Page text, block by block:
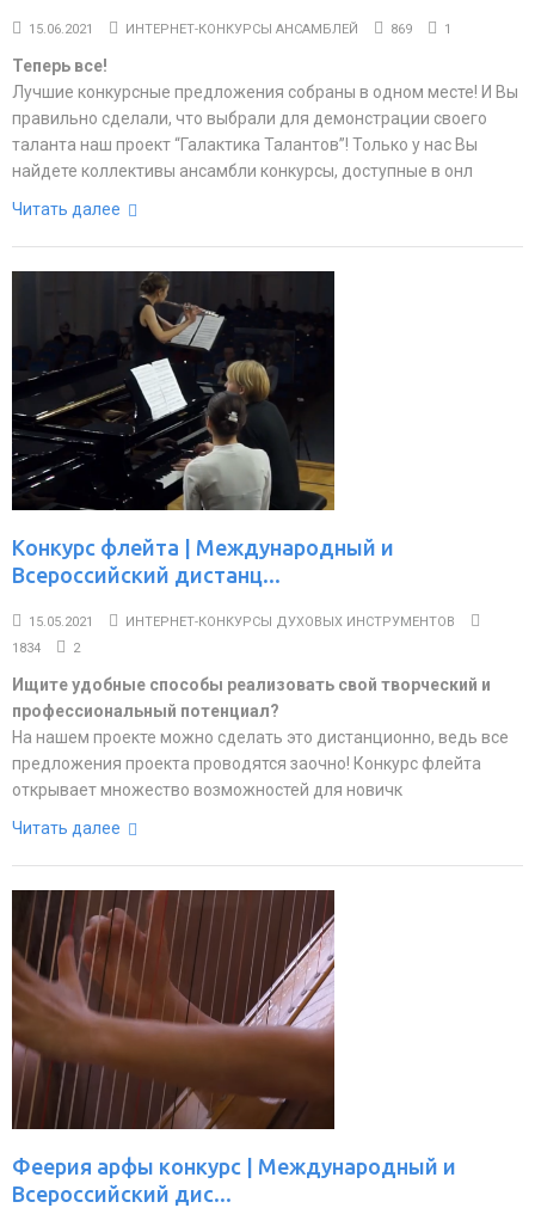
15.06.2021 ИНТЕРНЕТ-КОНКУРСЫ АНСАМБЛЕЙ 869 1
Теперь все!
Лучшие конкурсные предложения собраны в одном месте! И Вы
правильно сделали, что выбрали для демонстрации своего
таланта наш проект “Галактика Талантов”! Только у нас Вы
найдете коллективы ансамбли конкурсы, доступные в онл
Читать далее
Конкурс флейта | Международный и
Всероссийский дистанц...
15.05.2021
ИНТЕРНЕТ-КОНКУРСЫ ДУХОВЫХ ИНСТРУМЕНТОВ
1834
2
Ищите удобные способы реализовать свой творческий и
профессиональный потенциал?
На нашем проекте можно сделать это дистанционно, ведь все
предложения проекта проводятся заочно! Конкурс флейта
открывает множество возможностей для новичк
Читать далее
Феерия арфы конкурс | Международный и
Всероссийский дис...